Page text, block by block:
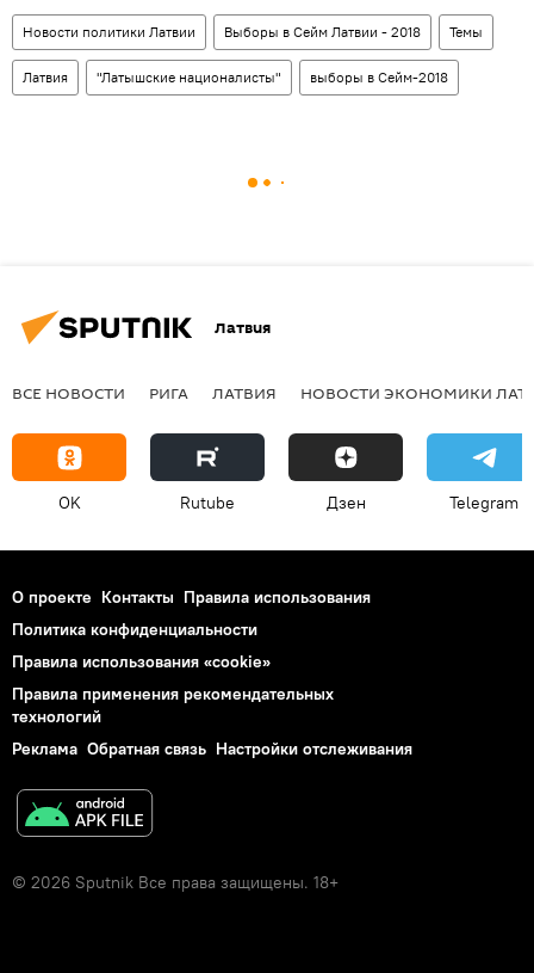
Новости политики Латвии Выборы в Сейм Латвии - 2018 Темы
Латвия "Латышские националисты" выборы в Сейм-2018
Латвия
ВСЕ НОВОСТИ РИГА ЛАТВИЯ НОВОСТИ ЭКОНОМИКИ
OK Rutube Дзен Telegram
О проекте Контакты Правила использования
Политика конфиденциальности
Правила использования «cookie»
Правила применения рекомендательных
технологий
Реклама Обратная связь Настройки отслеживания
© 2026 Sputnik Все права защищены. 18+